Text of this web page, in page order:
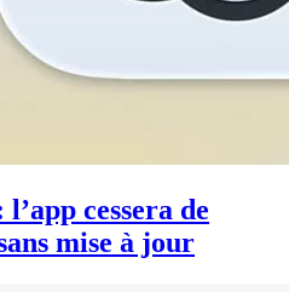
cessera de
mise à jour